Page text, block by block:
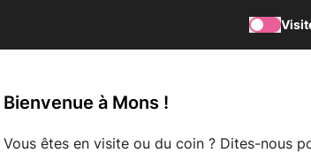
Bienvenue à Mons !
Vous êtes en visite ou du coin ? Dites-nous